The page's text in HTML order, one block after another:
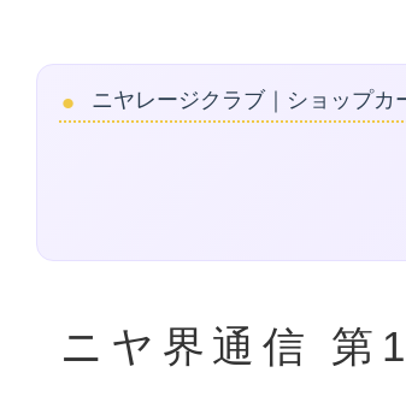
ニヤレージクラブ｜ショップカ
ニヤ界通信 第